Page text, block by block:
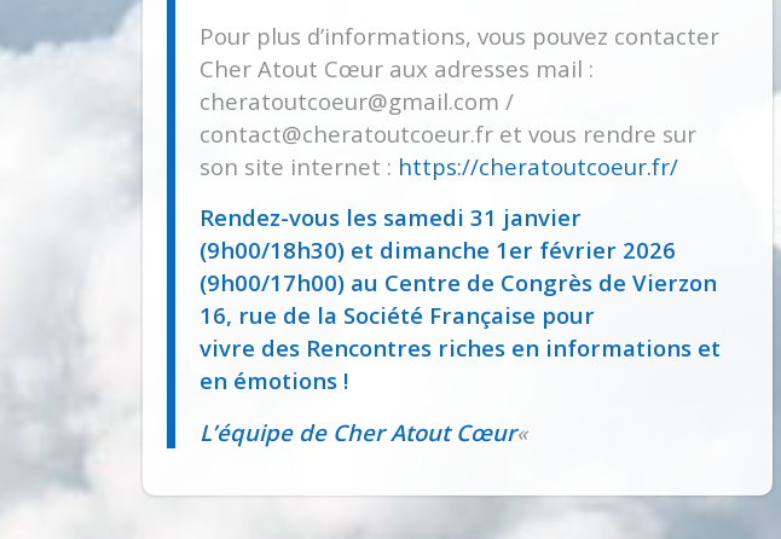
Pour plus d’informations, vous pouvez contacter
Cher Atout Cœur aux adresses mail :
cheratoutcoeur@gmail.com /
contact@cheratoutcoeur.fr et vous rendre sur
son site internet : https://cheratoutcoeur.fr/
Rendez-vous les samedi 31 janvier
(9h00/18h30) et dimanche 1er février 2026
(9h00/17h00) au Centre de Congrès de Vierzon
16, rue de la Société Française pour
vivre des Rencontres riches en informations et
en émotions !
L’équipe de Cher Atout Cœur«